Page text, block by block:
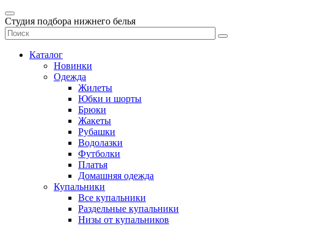
Студия подбора нижнего белья
Каталог
Новинки
Одежда
Жилеты
Юбки и шорты
Брюки
Жакеты
Рубашки
Водолазки
Футболки
Платья
Домашняя одежда
Купальники
Все купальники
Раздельные купальники
Низы от купальников